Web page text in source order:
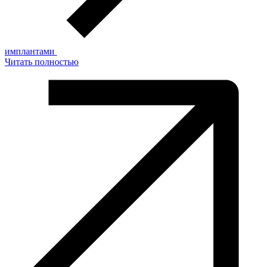
имплантами
Читать полностью